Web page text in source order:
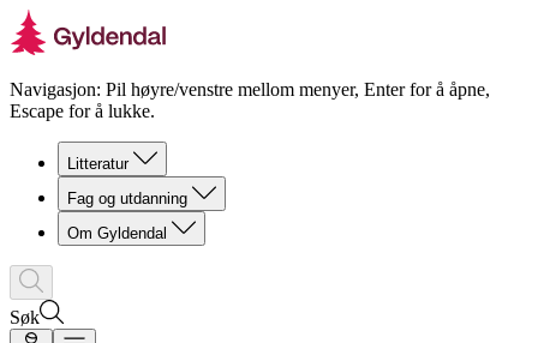
Navigasjon: Pil høyre/venstre mellom menyer, Enter for å åpne,
Escape for å lukke.
Litteratur
Fag og utdanning
Om Gyldendal
Søk